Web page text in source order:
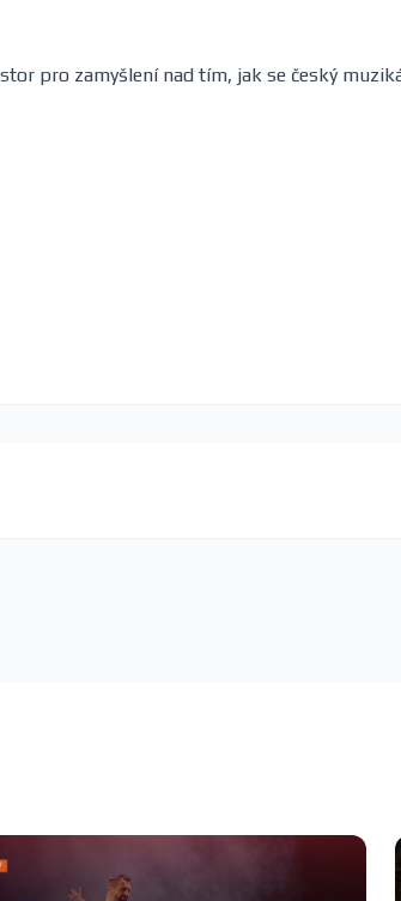
pro zamyšlení nad tím, jak se český